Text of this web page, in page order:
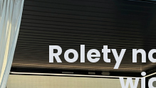
Rolety